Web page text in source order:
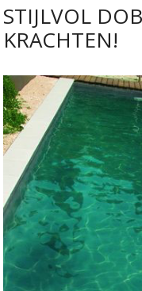
STIJLVOL
KRACHTEN!